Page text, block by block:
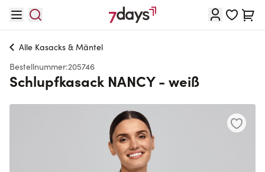
Alle Kasacks & Mäntel
Bestellnummer:205746
Schlupfkasack NANCY - weiß